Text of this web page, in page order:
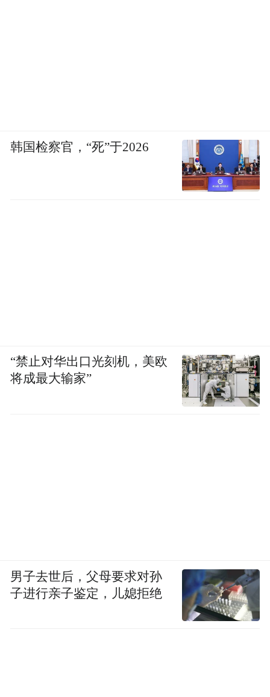
韩国检察官，“死”于2026
“禁止对华出口光刻机，美欧
将成最大输家”
男子去世后，父母要求对孙
子进行亲子鉴定，儿媳拒绝